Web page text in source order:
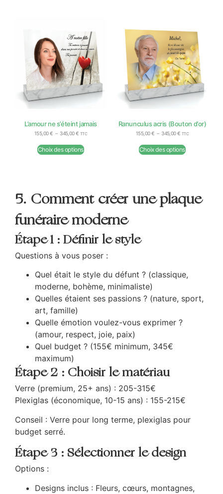
L’amour ne s’éteint jamais
155,00€ – 345,00€ TTC
Choix des options
Ranunculus acris (Bouton d’or)
155,00€ – 345,00€ TTC
Choix des options
5. Comment créer une plaque
funéraire moderne
Étape 1 : Définir le style
Questions à vous poser :
Quel était le style du défunt ? (classique,
moderne, bohème, minimaliste)
Quelles étaient ses passions ? (nature, sport,
art, famille)
Quelle émotion voulez-vous exprimer ?
(amour, respect, joie, paix)
Quel budget ? (155€ minimum, 345€
maximum)
Étape 2 : Choisir le matériau
Verre (premium, 25+ ans) : 205-315€
Plexiglas (économique, 10-15 ans) : 155-215€
Conseil : Verre pour long terme, plexiglas pour
budget serré.
Étape 3 : Sélectionner le design
Options :
Designs inclus : Fleurs, cœurs, montagnes,